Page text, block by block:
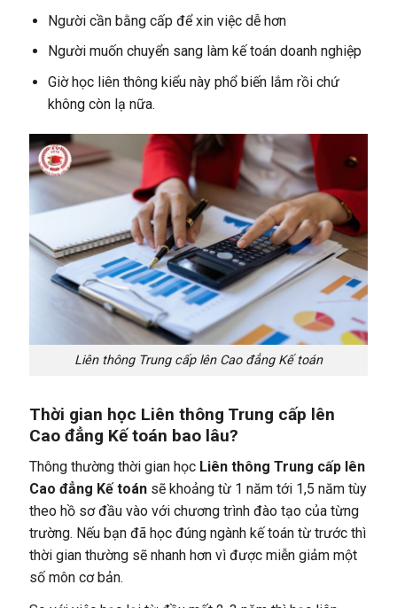
Người cần bằng cấp để xin việc dễ hơn
Người muốn chuyển sang làm kế toán doanh nghiệp
Giờ học liên thông kiểu này phổ biến lắm rồi chứ
không còn lạ nữa.
Liên thông Trung cấp lên Cao đẳng Kế toán
Thời gian học Liên thông Trung cấp lên
Cao đẳng Kế toán bao lâu?
Thông thường thời gian học Liên thông Trung cấp lên
Cao đẳng Kế toánsẽ khoảng từ 1 năm tới 1,5 năm tùy
theo hồ sơ đầu vào với chương trình đào tạo của từng
trường. Nếu bạn đã học đúng ngành kế toán từ trước thì
thời gian thường sẽ nhanh hơn vì được miễn giảm một
số môn cơ bản.